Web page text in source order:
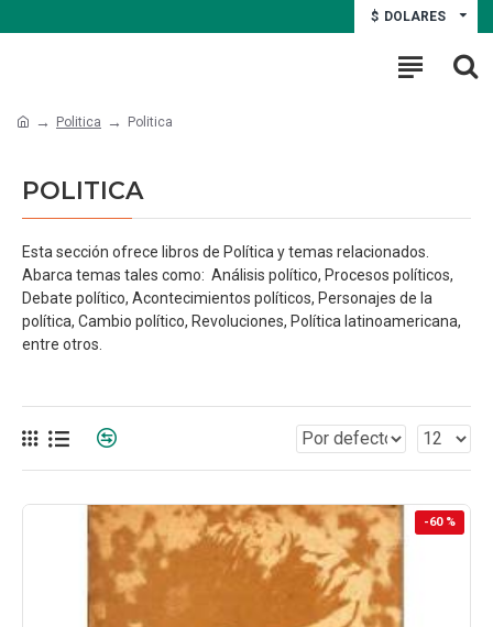
$ DOLARES
Politica Politica
POLITICA
Esta sección ofrece libros de Política y temas relacionados.
Abarca temas tales como: Análisis político, Procesos políticos,
Debate político, Acontecimientos políticos, Personajes de la
política, Cambio político, Revoluciones, Política latinoamericana,
entre otros.
-60 %